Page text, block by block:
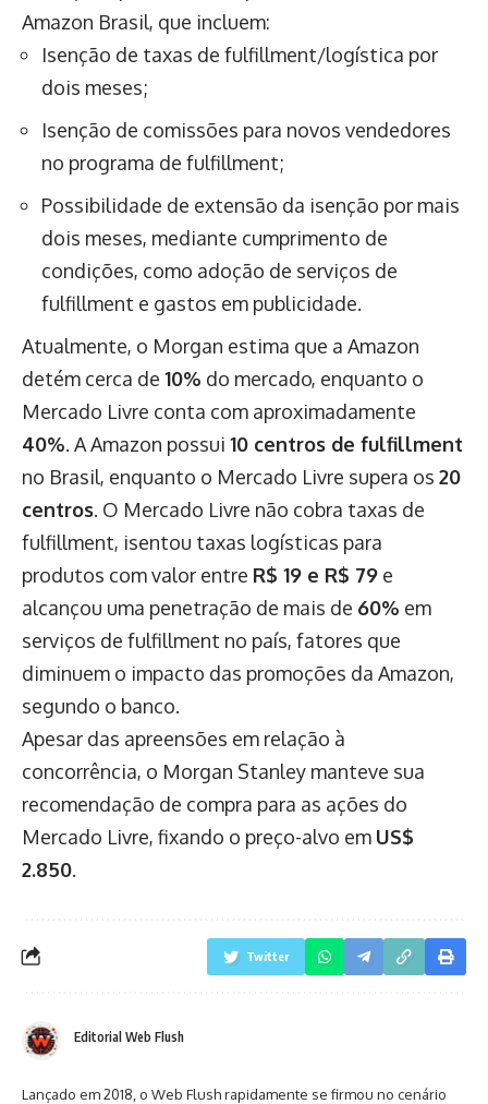
Amazon Brasil, que incluem:
Isenção de taxas de fulfillment/logística por
dois meses;
Isenção de comissões para novos vendedores
no programa de fulfillment;
Possibilidade de extensão da isenção por mais
dois meses, mediante cumprimento de
condições, como adoção de serviços de
fulfillment e gastos em publicidade.
Atualmente, o Morgan estima que a Amazon
detém cerca de 10% do mercado, enquanto o
Mercado Livre conta com aproximadamente
40%. A Amazon possui 10 centros de fulfillment
no Brasil, enquanto o Mercado Livre supera os 20
centros. O Mercado Livre não cobra taxas de
fulfillment, isentou taxas logísticas para
produtos com valor entre R$ 19 e R$ 79 e
alcançou uma penetração de mais de 60% em
serviços de fulfillment no país, fatores que
diminuem o impacto das promoções da Amazon,
segundo o banco.
Apesar das apreensões em relação à
concorrência, o Morgan Stanley manteve sua
recomendação de compra para as ações do
Mercado Livre, fixando o preço-alvo em US$
2.850.
Twitter
Editorial Web Flush
Lançado em 2018, o Web Flush rapidamente se firmou no cenário